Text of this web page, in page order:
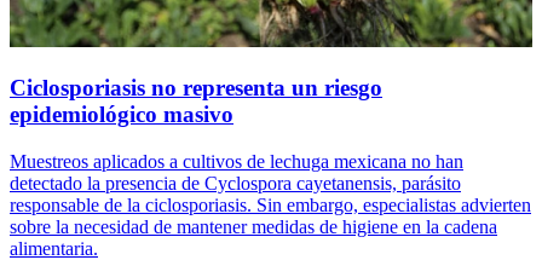
Ciclosporiasis no representa un riesgo
epidemiológico masivo
Muestreos aplicados a cultivos de lechuga mexicana no han
detectado la presencia de Cyclospora cayetanensis, parásito
responsable de la ciclosporiasis. Sin embargo, especialistas advierten
sobre la necesidad de mantener medidas de higiene en la cadena
alimentaria.